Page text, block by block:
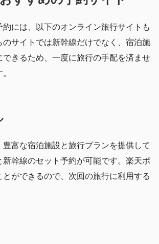
には、以下のオンライン旅行サイトも
サイトでは新幹線だけでなく、宿泊施
きるため、一度に旅行の手配を済ませ
富な宿泊施設と旅行プランを提供して
幹線のセット予約が可能です。楽天ポ
ができるので、次回の旅行に利用する